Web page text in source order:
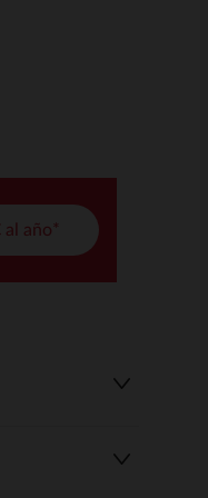
de las
año*